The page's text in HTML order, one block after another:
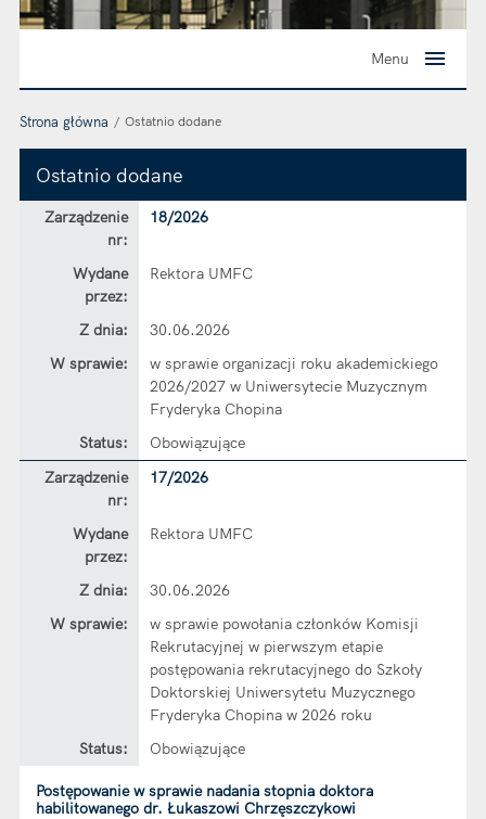
Menu
Strona główna Ostatnio dodane
Ostatnio dodane
Zarządzenie
nr:
18/2026
Wydane
przez:
Rektora UMFC
Z dnia:
30.06.2026
W sprawie:
w sprawie organizacji roku akademickiego
2026/2027 w Uniwersytecie Muzycznym
Fryderyka Chopina
Status:
Obowiązujące
Zarządzenie
nr:
17/2026
Wydane
przez:
Rektora UMFC
Z dnia:
30.06.2026
W sprawie:
w sprawie powołania członków Komisji
Rekrutacyjnej w pierwszym etapie
postępowania rekrutacyjnego do Szkoły
Doktorskiej Uniwersytetu Muzycznego
Fryderyka Chopina w 2026 roku
Status:
Obowiązujące
Postępowanie w sprawie nadania stopnia doktora
habilitowanego dr. Łukaszowi Chrzęszczykowi